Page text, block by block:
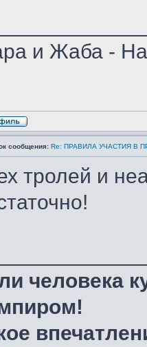
и Жаба -
сообщения: Re: ПРАВИЛА УЧАСТИЯ В
тролей и
человека